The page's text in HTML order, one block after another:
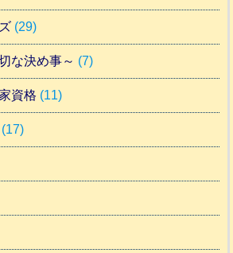
(29)
な決め事～ (7)
資格 (11)
(17)